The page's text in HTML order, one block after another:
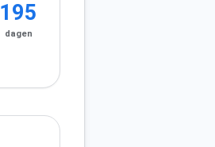
195
dagen